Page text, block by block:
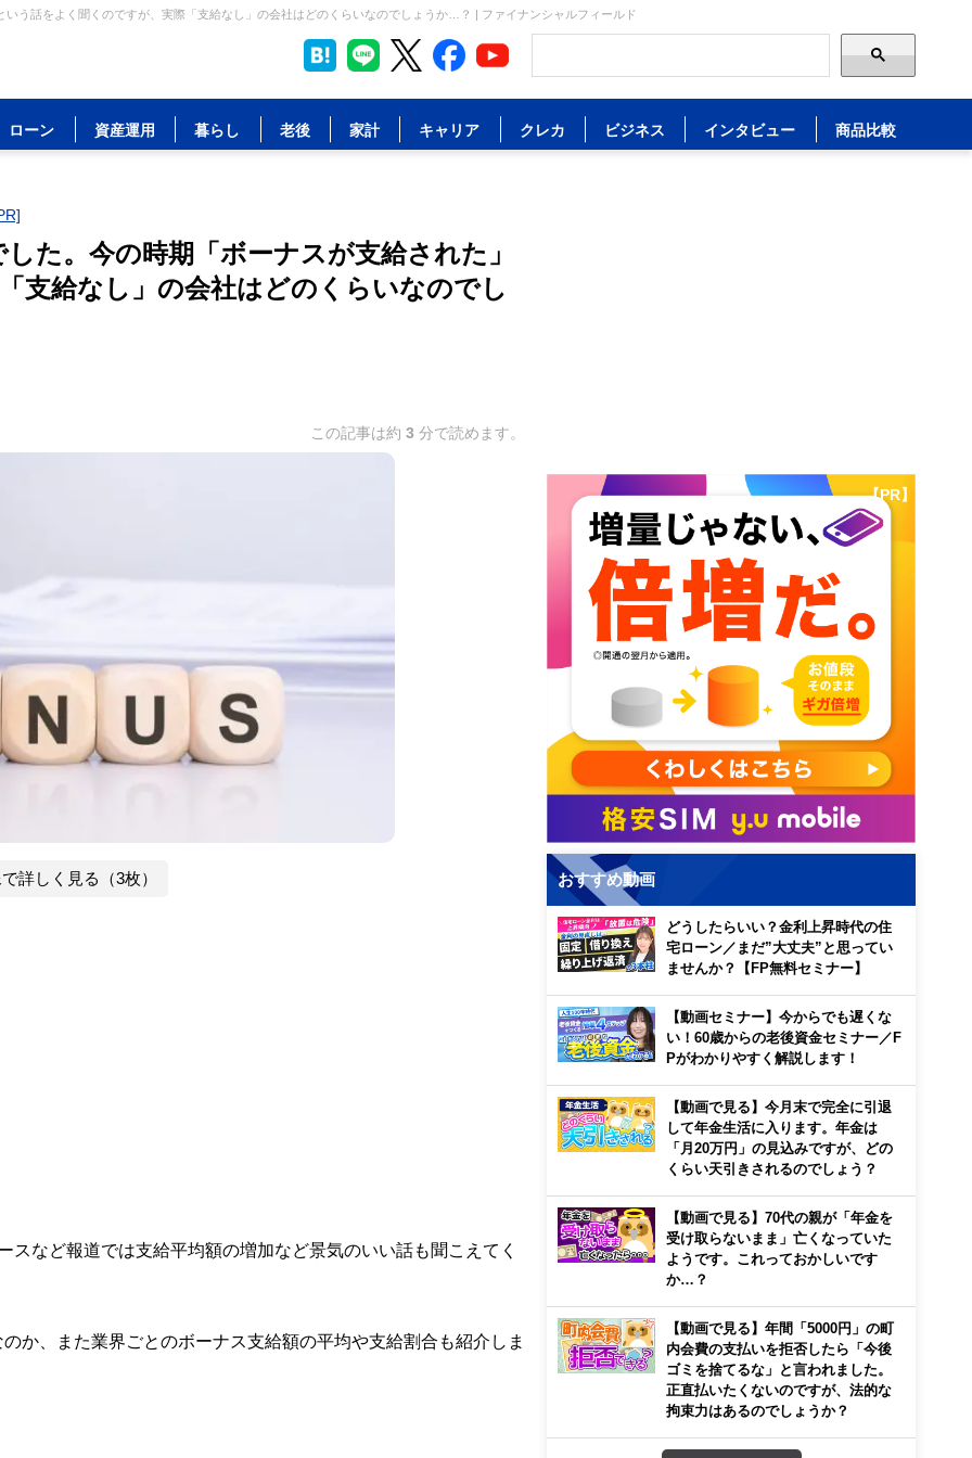
う話をよく聞くのですが、実際「支給なし」の会社はどのくらいなのでしょうか…？ | ファイナンシャルフィールド
ローン 資産運用 暮らし 老後 家計 キャリア クレカ ビジネス インタビュー 商品比較
た。今の時期「ボーナスが支給された」
支給なし」の会社はどのくらいなのでし
この記事は約 3 分で読めます。
詳しく見る（3枚）
など報道では支給平均額の増加など景気のいい話も聞こえてく
か、また業界ごとのボーナス支給額の平均や支給割合も紹介しま
【PR】
おすすめ動画
どうしたらいい？金利上昇時代の住
宅ローン／まだ”大丈夫”と思ってい
ませんか？【FP無料セミナー】
【動画セミナー】今からでも遅くな
い！60歳からの老後資金セミナー／F
Pがわかりやすく解説します！
【動画で見る】今月末で完全に引退
して年金生活に入ります。年金は
「月20万円」の見込みですが、どの
くらい天引きされるのでしょう？
【動画で見る】70代の親が「年金を
受け取らないまま」亡くなっていた
ようです。これっておかしいです
か…？
【動画で見る】年間「5000円」の町
内会費の支払いを拒否したら「今後
ゴミを捨てるな」と言われました。
正直払いたくないのですが、法的な
拘束力はあるのでしょうか？